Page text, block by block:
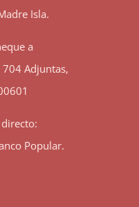
Isla.
a
704 Adjuntas,
Popular.